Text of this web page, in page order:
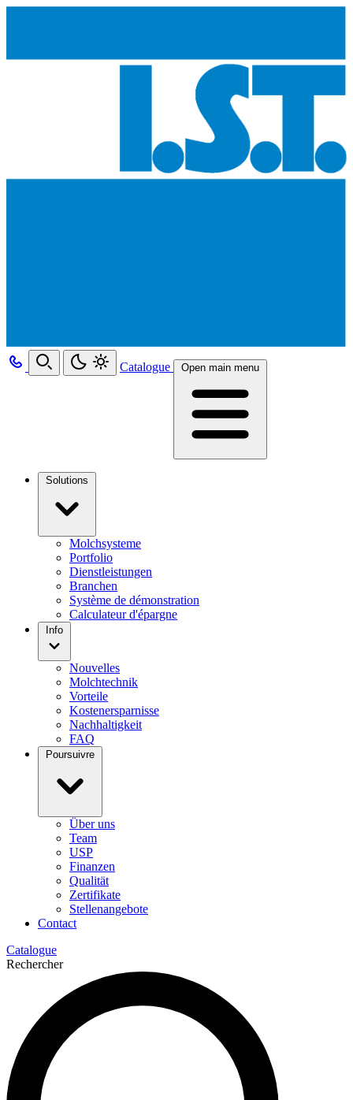
Catalogue Open main menu
Solutions
Molchsysteme
Portfolio
Dienstleistungen
Branchen
Système de démonstration
Calculateur d'épargne
Info
Nouvelles
Molchtechnik
Vorteile
Kostenersparnisse
Nachhaltigkeit
FAQ
Poursuivre
Über uns
Team
USP
Finanzen
Qualität
Zertifikate
Stellenangebote
Contact
Catalogue
Rechercher